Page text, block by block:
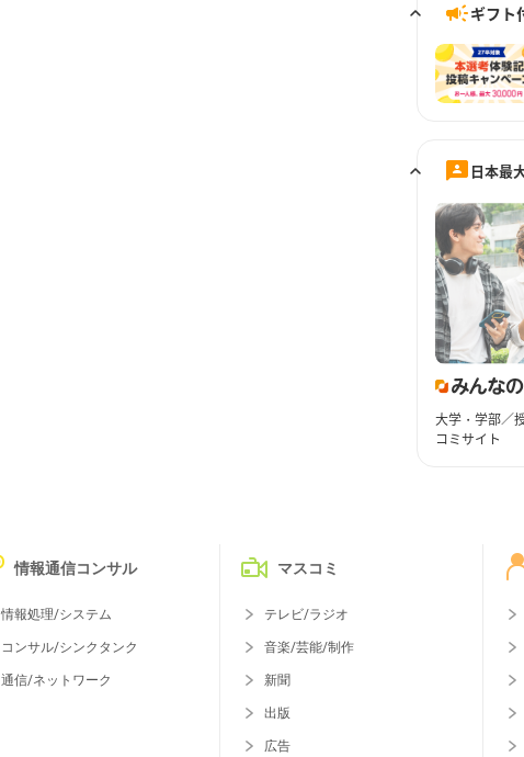
ギフト
日本最
大学・学部／
コミサイト
情報通信コンサル
情報処理/システム
コンサル/シンクタンク
通信/ネットワーク
マスコミ
テレビ/ラジオ
音楽/芸能/制作
新聞
出版
広告